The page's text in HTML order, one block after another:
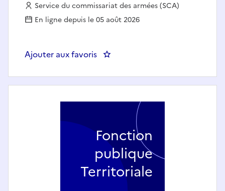
Employeur :
Service du commissariat des armées (SCA)
En ligne depuis le 05 août 2026
Ajouter aux favoris : CHEF ECHELON
Fonction
publique
Territoriale